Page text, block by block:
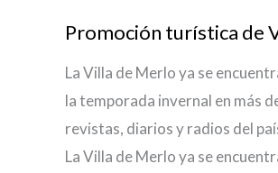
Promoción turística de
La Villa de Merlo ya se
la temporada invernal en más
revistas, diarios y radios del
La Villa de Merlo ya se